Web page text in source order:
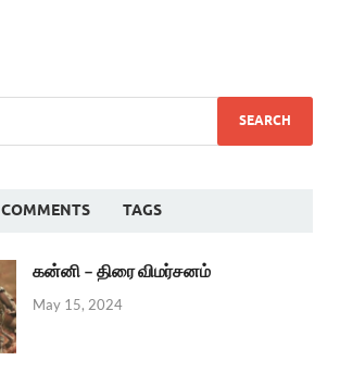
COMMENTS TAGS
கன்னி – திரை விமர்சனம்
May 15, 2024